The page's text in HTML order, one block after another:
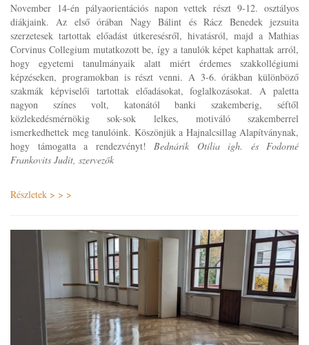
November 14-én pályaorientációs napon vettek részt 9-12. osztályos
diákjaink. Az első órában Nagy Bálint és Rácz Benedek jezsuita
szerzetesek tartottak előadást útkeresésről, hivatásról, majd a Mathias
Corvinus Collegium mutatkozott be, így a tanulók képet kaphattak arról,
hogy egyetemi tanulmányaik alatt miért érdemes szakkollégiumi
képzéseken, programokban is részt venni. A 3-6. órákban különböző
szakmák képviselői tartottak előadásokat, foglalkozásokat. A paletta
nagyon színes volt, katonától banki szakemberig, séftől
közlekedésmérnökig sok-sok lelkes, motiváló szakemberrel
ismerkedhettek meg tanulóink. Köszönjük a Hajnalcsillag Alapítványnak,
hogy támogatta a rendezvényt! Bednárik Otília igh. és Fodorné
Frankovits Judit, szervezők
Részletek > > >